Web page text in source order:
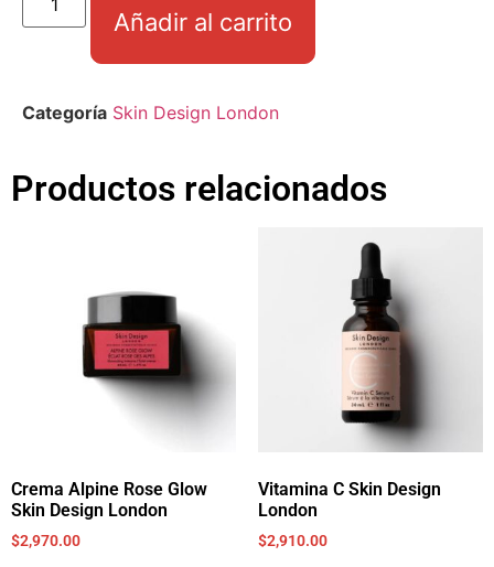
Añadir al carrito
Categoría Skin Design London
Productos relacionados
Crema Alpine Rose Glow
Skin Design London
$2,970.00
Vitamina C Skin Design
London
$2,910.00